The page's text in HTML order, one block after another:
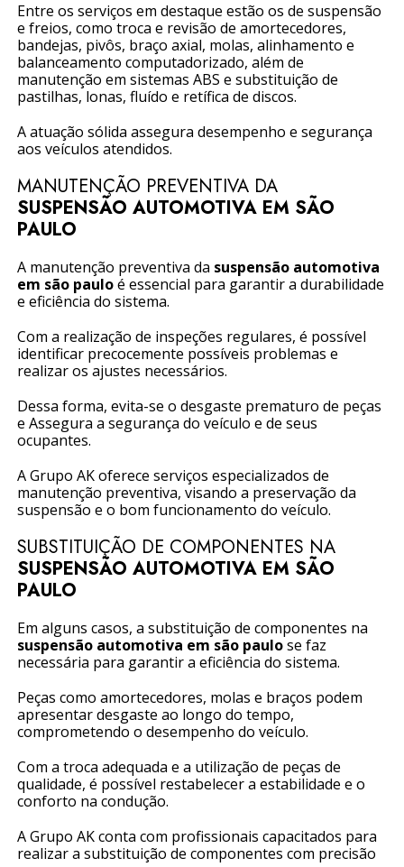
Entre os serviços em destaque estão os de suspensão
e freios, como troca e revisão de amortecedores,
bandejas, pivôs, braço axial, molas, alinhamento e
balanceamento computadorizado, além de
manutenção em sistemas ABS e substituição de
pastilhas, lonas, fluído e retífica de discos.
A atuação sólida assegura desempenho e segurança
aos veículos atendidos.
MANUTENÇÃO PREVENTIVA DA
SUSPENSÃO AUTOMOTIVA EM SÃO
PAULO
A manutenção preventiva da suspensão automotiva
em são pauloé essencial para garantir a durabilidade
e eficiência do sistema.
Com a realização de inspeções regulares, é possível
identificar precocemente possíveis problemas e
realizar os ajustes necessários.
Dessa forma, evita-se o desgaste prematuro de peças
e Assegura a segurança do veículo e de seus
ocupantes.
A Grupo AK oferece serviços especializados de
manutenção preventiva, visando a preservação da
suspensão e o bom funcionamento do veículo.
SUBSTITUIÇÃO DE COMPONENTES NA
SUSPENSÃO AUTOMOTIVA EM SÃO
PAULO
Em alguns casos, a substituição de componentes na
suspensão automotiva em são paulose faz
necessária para garantir a eficiência do sistema.
Peças como amortecedores, molas e braços podem
apresentar desgaste ao longo do tempo,
comprometendo o desempenho do veículo.
Com a troca adequada e a utilização de peças de
qualidade, é possível restabelecer a estabilidade e o
conforto na condução.
A Grupo AK conta com profissionais capacitados para
realizar a substituição de componentes com precisão